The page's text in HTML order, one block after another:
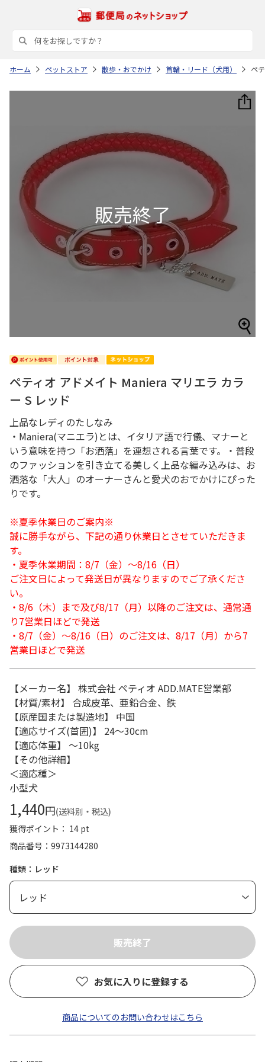
ホーム ペットストア 散歩・おでかけ 首輪・リード（犬用） ペ
ペティオ アドメイト Maniera マリエラ カラ
ー S レッド
上品なレディのたしなみ
・Maniera(マニエラ)とは、イタリア語で行儀、マナーと
いう意味を持つ「お洒落」を連想される言葉です。・普段
のファッションを引き立てる美しく上品な編み込みは、お
洒落な「大人」のオーナーさんと愛犬のおでかけにぴった
りです。
※夏季休業日のご案内※
誠に勝手ながら、下記の通り休業日とさせていただきま
す。
・夏季休業期間：8/7（金）～8/16（日）
ご注文日によって発送日が異なりますのでご了承くださ
い。
・8/6（木）まで及び8/17（月）以降のご注文は、通常通
り7営業日ほどで発送
・8/7（金）～8/16（日）のご注文は、8/17（月）から7
営業日ほどで発送
【メーカー名】 株式会社 ペティオ ADD.MATE営業部
【材質/素材】 合成皮革、亜鉛合金、鉄
【原産国または製造地】 中国
【適応サイズ(首囲)】 24～30cm
【適応体重】 ～10kg
【その他詳細】
＜適応種＞
小型犬
1,440円(送料別・税込)
獲得ポイント： 14 pt
商品番号
9973144280
種類：レッド
お気に入りに登録する
商品についてのお問い合わせはこちら